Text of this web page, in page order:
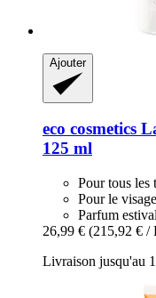
Ajouter
eco cosmetics
125 ml
Pour tous les
Pour le
Parfum estival
26,99 € (215,92 € /
Livraison jusqu'au